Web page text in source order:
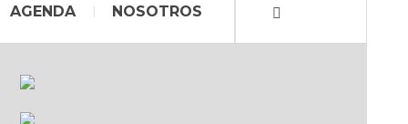
AGENDA NOSOTROS